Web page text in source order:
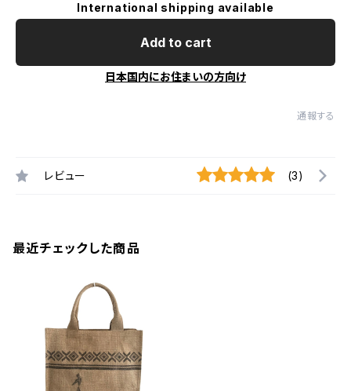
International shipping available
Add to cart
日本国内にお住まいの方向け
通報する
レビュー (3)
最近チェックした商品